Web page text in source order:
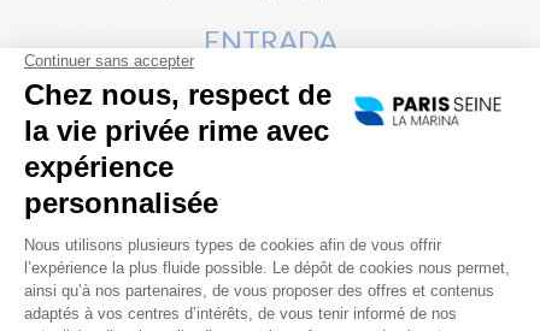
ENTRADA
Medio hecho de foie gras, chutney de temporada
PLATO
Suprema de pintada, jugo de trufa, mikado
de verduras
QUESO
Plato de quesos curados (+8€)